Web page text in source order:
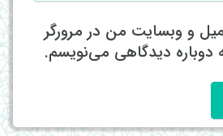
و وبسایت من در مرورگر
دوباره دیدگاهی می‌نویسم.